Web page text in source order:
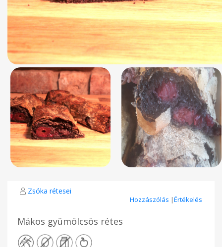
Zsóka rétesei
Hozzászólás |Értékelés
Mákos gyümölcsös rétes